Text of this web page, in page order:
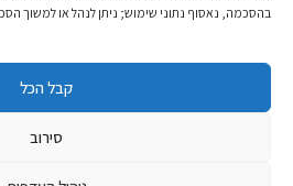
בהסכמה, נאסוף נתוני שימוש; ניתן לנהל או למשוך
קבל הכל
סירוב
البريد الإلكتروني: